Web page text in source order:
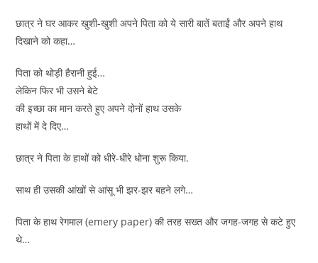
छात्र ने घर आकर खुशी-खुशी अपने पिता को ये सारी बातें बताईं और अपने हाथ
दिखाने को कहा…
पिता को थोड़ी हैरानी हुई…
लेकिन फिर भी उसने बेटे
की इच्छा का मान करते हुए अपने दोनों हाथ उसके
हाथों में दे दिए…
छात्र ने पिता के हाथों को धीरे-धीरे धोना शुरू किया.
साथ ही उसकी आंखों से आंसू भी झर-झर बहने लगे…
पिता के हाथ रेगमाल (emery paper) की तरह सख्त और जगह-जगह से कटे हुए
थे…